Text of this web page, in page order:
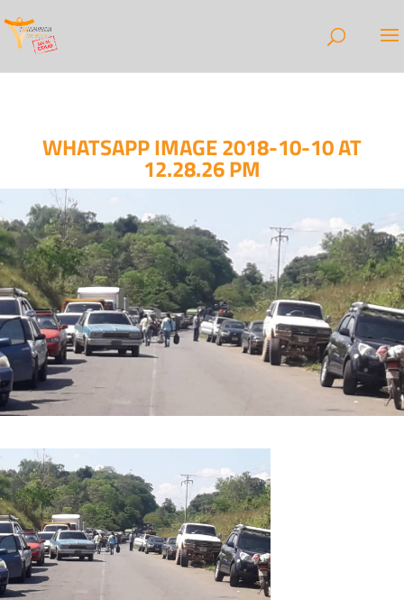
WHATSAPP IMAGE 2018-10-10 AT
12.28.26 PM